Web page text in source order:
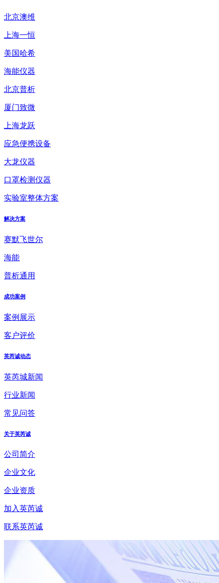
北京澳维
上海一恒
美国哈希
海能仪器
北京普析
厦门致微
上海龙跃
应急便携设备
大龙仪器
口罩检测仪器
实验室整体方案
解决方案
赛默飞世尔
海能
普析通用
成功案例
案例展示
客户评价
英芮诚动态
英芮城新闻
行业新闻
常见问答
关于英芮诚
公司简介
企业文化
企业资质
加入英芮诚
联系英芮诚